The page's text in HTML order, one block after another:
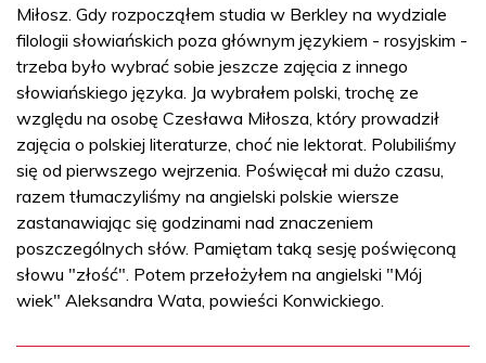
Miłosz. Gdy rozpocząłem studia w Berkley na wydziale
filologii słowiańskich poza głównym językiem - rosyjskim -
trzeba było wybrać sobie jeszcze zajęcia z innego
słowiańskiego języka. Ja wybrałem polski, trochę ze
względu na osobę Czesława Miłosza, który prowadził
zajęcia o polskiej literaturze, choć nie lektorat. Polubiliśmy
się od pierwszego wejrzenia. Poświęcał mi dużo czasu,
razem tłumaczyliśmy na angielski polskie wiersze
zastanawiając się godzinami nad znaczeniem
poszczególnych słów. Pamiętam taką sesję poświęconą
słowu "złość". Potem przełożyłem na angielski "Mój
wiek" Aleksandra Wata, powieści Konwickiego.